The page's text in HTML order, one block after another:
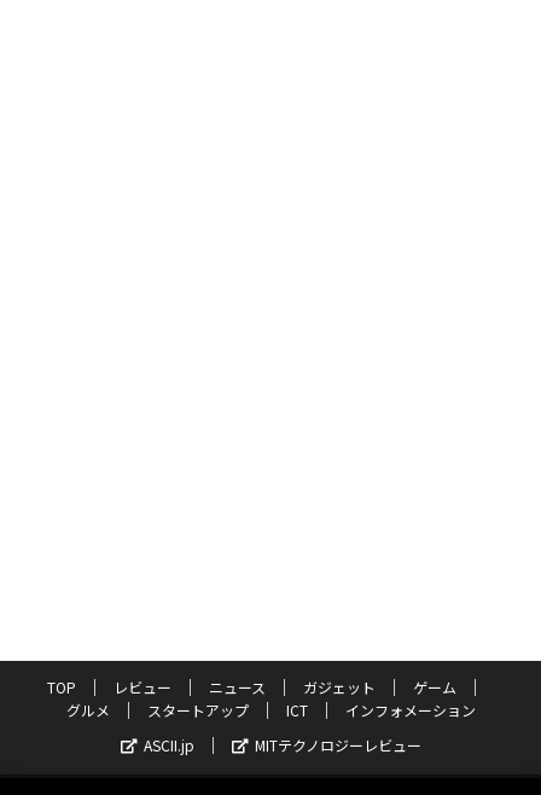
TOP レビュー ニュース ガジェット
ゲーム
グルメ
スタートアップ ICT
インフォメーション
ASCII.jp
MITテクノロジーレビュー